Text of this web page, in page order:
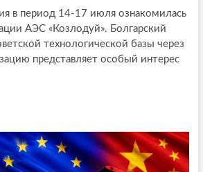
в период 14-17 июля ознакомилась
АЭС «Козлодуй». Болгарский
технологической базы через
представляет особый интерес